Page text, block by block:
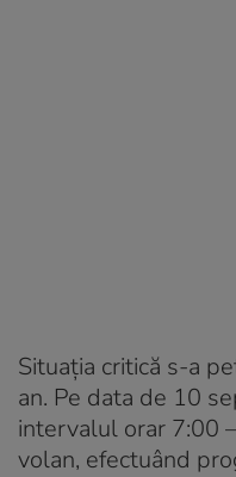
Situația critică s-a
an. Pe data de 10
intervalul orar 7:00
volan, efectuând